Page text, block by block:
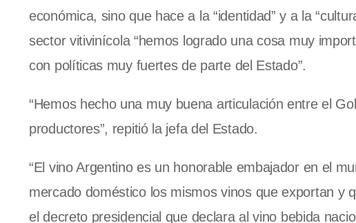
económica, sino que hace a la “identidad” y a la
sector vitivinícola “hemos logrado una cosa muy
con políticas muy fuertes de parte del Estado”.
“Hemos hecho una muy buena articulación entre el
productores”, repitió la jefa del Estado.
“El vino Argentino es un honorable embajador en el
mercado doméstico los mismos vinos que exportan y
el decreto presidencial que declara al vino bebida